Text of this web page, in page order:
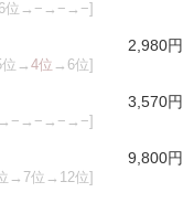
位→−→−→−]
位→4位 →6位]
2,980円
3,570円
→7位→12位]
9,800円